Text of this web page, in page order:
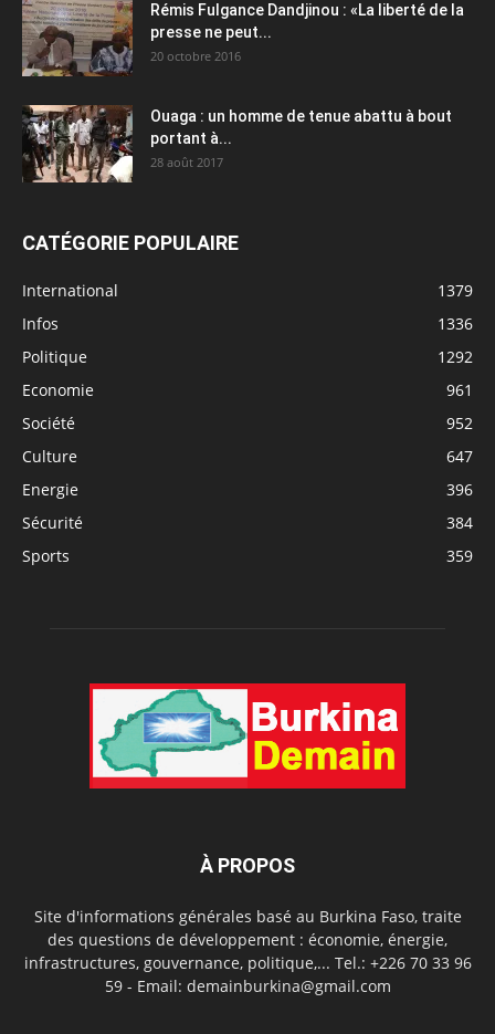
Rémis Fulgance Dandjinou : «La liberté de la
presse ne peut...
20 octobre 2016
Ouaga : un homme de tenue abattu à bout
portant à...
28 août 2017
CATÉGORIE POPULAIRE
International
1379
Infos
1336
Politique
1292
Economie
961
Société
952
Culture
647
Energie
396
Sécurité
384
Sports
359
À PROPOS
Site d'informations générales basé au Burkina Faso, traite
des questions de développement : économie, énergie,
infrastructures, gouvernance, politique,... Tel.: +226 70 33 96
59 - Email: demainburkina@gmail.com